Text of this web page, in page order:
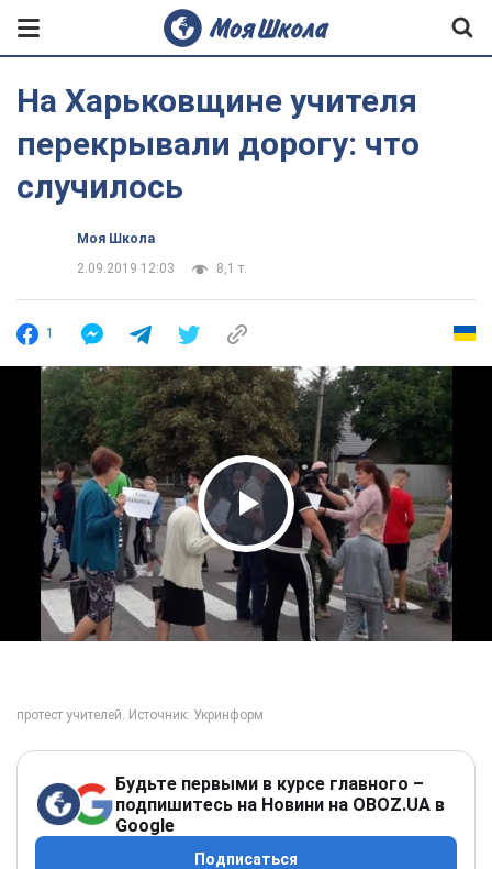
На Харьковщине учителя
перекрывали дорогу: что
случилось
Моя Школа
2.09.2019 12:03
8,1 т.
1
Play Video
Будьте первыми в курсе главного –
подпишитесь на Новини на OBOZ.UA в
Google
Подписаться